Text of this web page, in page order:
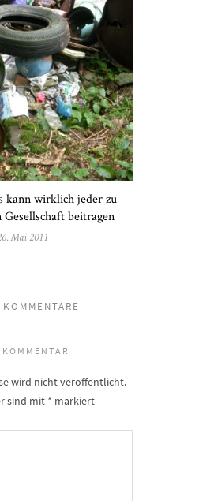
kann wirklich jeder zu
Gesellschaft beitragen
Mai 2011
wird nicht veröffentlicht.
sind mit * markiert